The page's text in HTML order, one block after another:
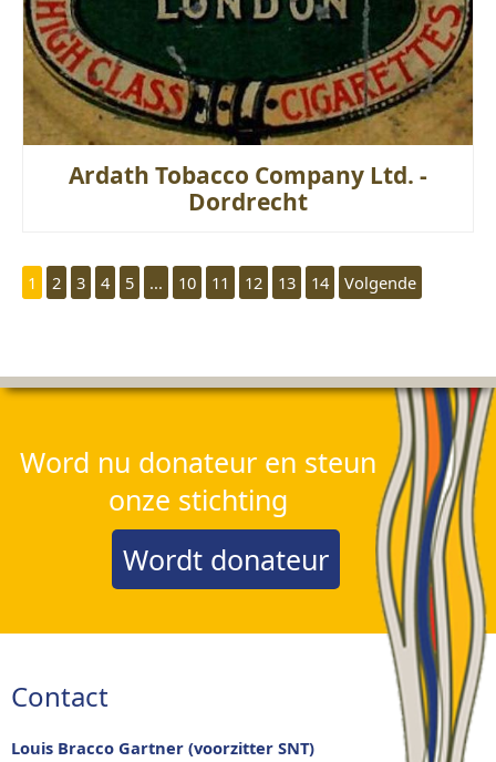
Ardath Tobacco Company Ltd. -
Dordrecht
1 2 3 4 5 ... 10 11 12 13 14 Volgende
Word nu donateur en steun
onze stichting
Wordt donateur
Contact
Louis Bracco Gartner (voorzitter SNT)